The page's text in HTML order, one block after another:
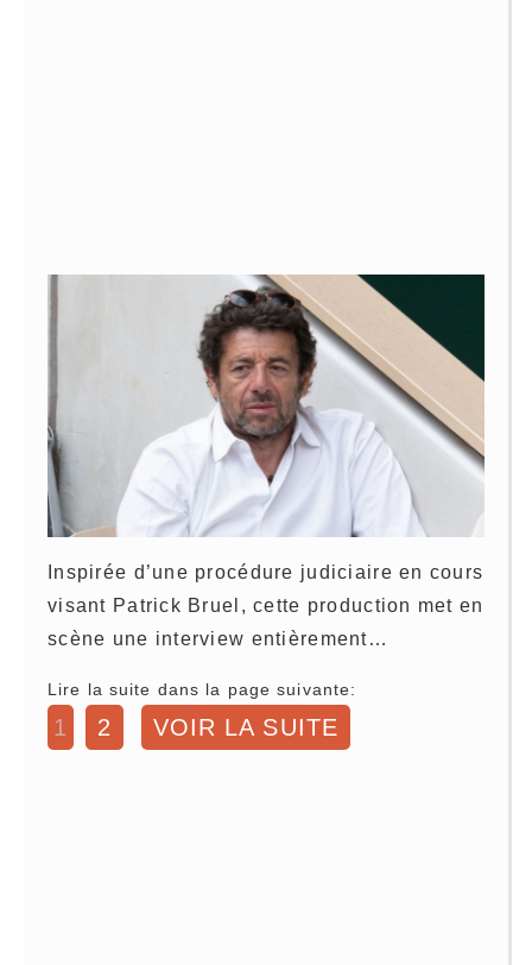
Inspirée d’une procédure judiciaire en cours
visant Patrick Bruel, cette production met en
scène une interview entièrement…
Lire la suite dans la page suivante:
1 2 VOIR LA SUITE